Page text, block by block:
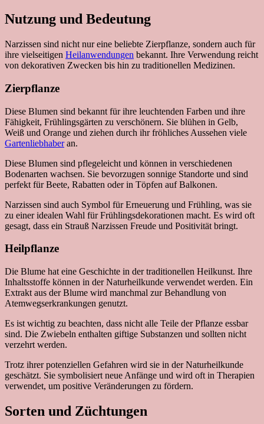
Nutzung und Bedeutung
Narzissen sind nicht nur eine beliebte Zierpflanze, sondern auch für
ihre vielseitigen Heilanwendungen bekannt. Ihre Verwendung reicht
von dekorativen Zwecken bis hin zu traditionellen Medizinen.
Zierpflanze
Diese Blumen sind bekannt für ihre leuchtenden Farben und ihre
Fähigkeit, Frühlingsgärten zu verschönern. Sie blühen in Gelb,
Weiß und Orange und ziehen durch ihr fröhliches Aussehen viele
Gartenliebhaberan.
Diese Blumen sind pflegeleicht und können in verschiedenen
Bodenarten wachsen. Sie bevorzugen sonnige Standorte und sind
perfekt für Beete, Rabatten oder in Töpfen auf Balkonen.
Narzissen sind auch Symbol für Erneuerung und Frühling, was sie
zu einer idealen Wahl für Frühlingsdekorationen macht. Es wird oft
gesagt, dass ein Strauß Narzissen Freude und Positivität bringt.
Heilpflanze
Die Blume hat eine Geschichte in der traditionellen Heilkunst. Ihre
Inhaltsstoffe können in der Naturheilkunde verwendet werden. Ein
Extrakt aus der Blume wird manchmal zur Behandlung von
Atemwegserkrankungen genutzt.
Es ist wichtig zu beachten, dass nicht alle Teile der Pflanze essbar
sind. Die Zwiebeln enthalten giftige Substanzen und sollten nicht
verzehrt werden.
Trotz ihrer potenziellen Gefahren wird sie in der Naturheilkunde
geschätzt. Sie symbolisiert neue Anfänge und wird oft in Therapien
verwendet, um positive Veränderungen zu fördern.
Sorten und Züchtungen